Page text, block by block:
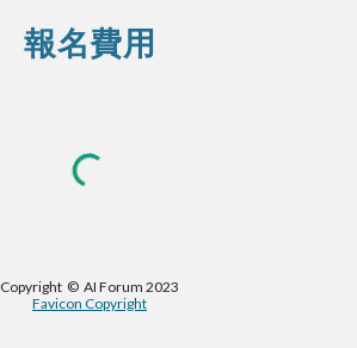
報名費用
Copyright © AI Forum 2023
Favicon Copyright